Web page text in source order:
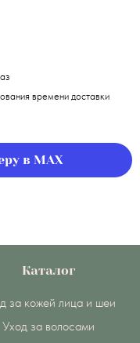
времени доставки
в MAX
Каталог
за кожей лица и шеи
Уход за волосами